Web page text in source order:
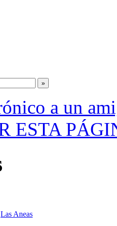
a un
ESTA
Las Aneas